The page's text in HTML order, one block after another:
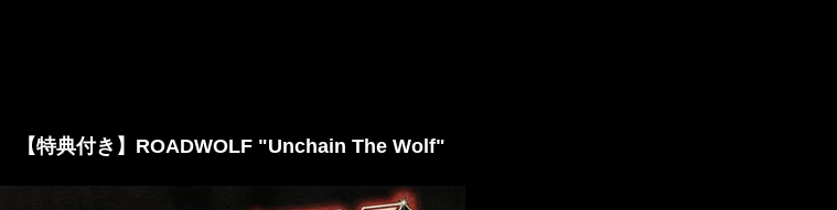
【特典付き】ROADWOLF "Unchain The Wolf"